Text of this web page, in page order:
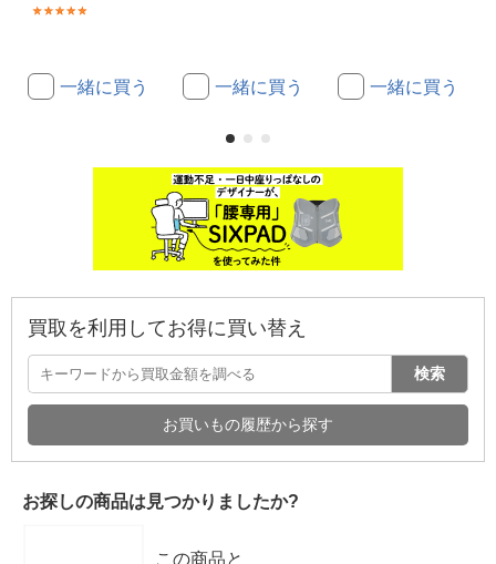
一緒に買う 一緒に買う 一緒に買う
買取を利用してお得に買い替え
検索
お買いもの履歴から探す
お探しの商品は見つかりましたか?
この商品と